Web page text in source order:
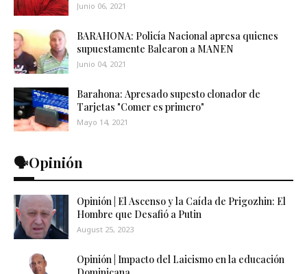
Junio 06, 2021
BARAHONA: Policía Nacional apresa quienes
supuestamente Balearon a MANEN
Junio 04, 2021
Barahona: Apresado supesto clonador de
Tarjetas "Comer es primero"
Mayo 14, 2021
🗣️Opinión
Opinión | El Ascenso y la Caída de Prigozhin: El
Hombre que Desafió a Putin
August 25, 2023
Opinión | Impacto del Laicismo en la educación